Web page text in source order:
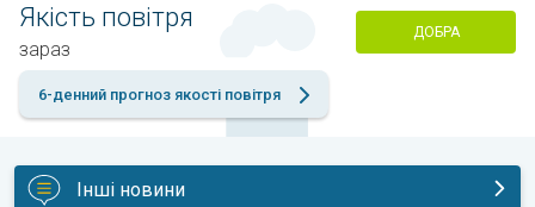
Якість повітря
зараз
ДОБРА
6-денний прогноз якості повітря
Інші новини